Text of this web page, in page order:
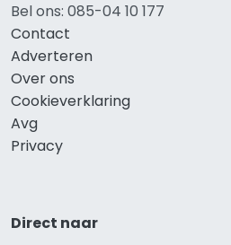
Bel ons: 085-04 10 177
Contact
Adverteren
Over ons
Cookieverklaring
Avg
Privacy
Direct naar